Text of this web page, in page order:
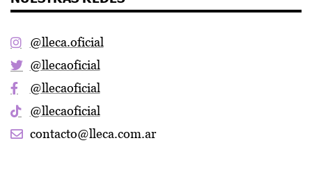
@lleca.oficial
@llecaoficial
@llecaoficial
@llecaoficial
contacto@lleca.com.ar